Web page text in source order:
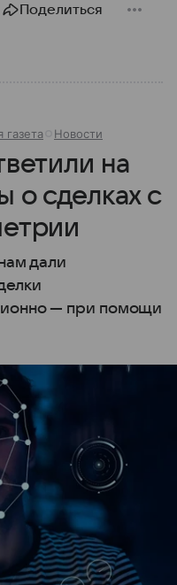
Поделиться
газета Новости
на
о сделках с
дали
— при помощи